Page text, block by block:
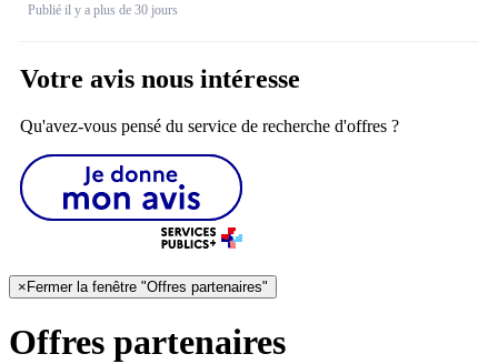
Publié il y a plus de 30 jours
Votre avis nous intéresse
Qu'avez-vous pensé du service de recherche d'offres ?
× Fermer la fenêtre "Offres partenaires"
Offres partenaires